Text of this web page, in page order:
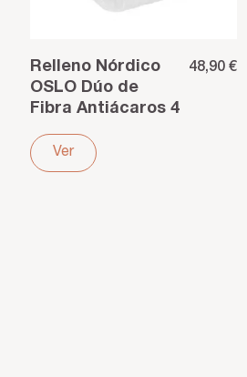
Relleno Nórdico
OSLO Dúo de
Fibra Antiácaros 4
Estaciones –
Confort
adaptable todo el
48,90 €
Ver